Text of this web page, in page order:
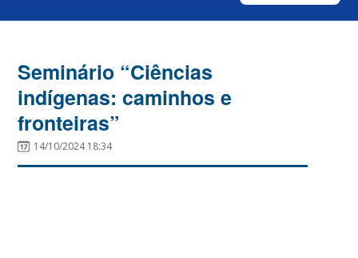
Seminário “Ciências
indígenas: caminhos e
fronteiras”
14/10/2024 18:34